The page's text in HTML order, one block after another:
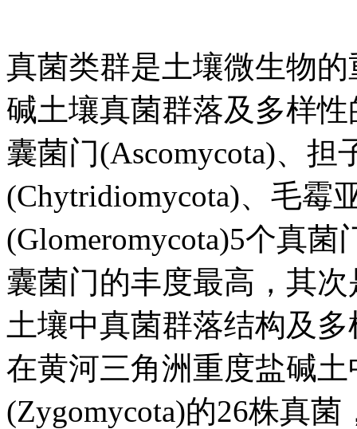
真菌类群是土壤微生物
碱土壤真菌群落及多样
囊菌门(Ascomycota)、担
(Chytridiomycota)、毛霉
(Glomeromycota)5个真
囊菌门的丰度最高，其
土壤中真菌群落结构及
在黄河三角洲重度盐碱
(Zygomycota)的26株真